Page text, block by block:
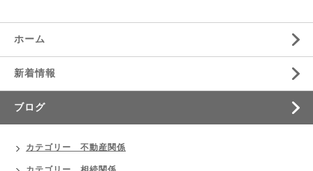
ホーム
新着情報
ブログ
カテゴリー 不動産関係